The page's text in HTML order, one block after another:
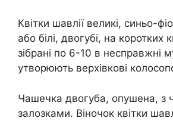
Квітки шавлії великі, синьо-
або білі, двогубі, на коротких
зібрані по 6-10 в несправжні
утворюють верхівкові
Чашечка двогуба, опушена, з
залозками. Віночок квітки